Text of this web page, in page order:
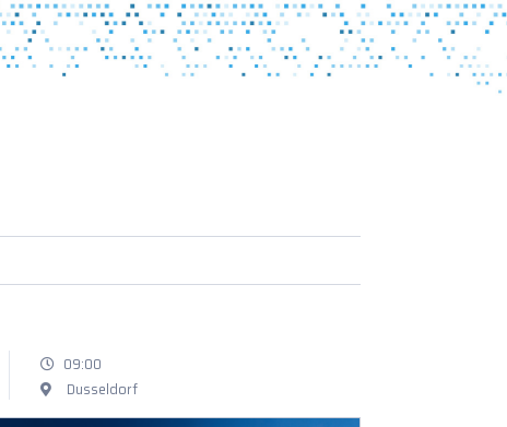
09:00
Dusseldorf